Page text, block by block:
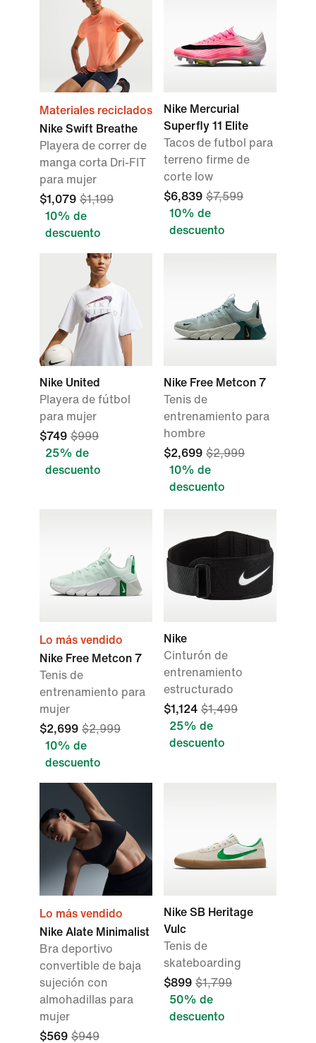
Materiales reciclados
Nike Swift Breathe
Playera de correr de
manga corta Dri-FIT
para mujer
$1,079 $1,199
10% de
descuento
Nike Mercurial
Superfly 11 Elite
Tacos de futbol para
terreno firme de
corte low
$6,839 $7,599
10% de
descuento
Nike United
Playera de fútbol
para mujer
$749 $999
25% de
descuento
Nike Free Metcon 7
Tenis de
entrenamiento para
hombre
$2,699 $2,999
10% de
descuento
Lo más vendido
Nike Free Metcon 7
Tenis de
entrenamiento para
mujer
$2,699 $2,999
10% de
descuento
Nike
Cinturón de
entrenamiento
estructurado
$1,124 $1,499
25% de
descuento
Lo más vendido
Nike Alate Minimalist
Bra deportivo
convertible de baja
sujeción con
almohadillas para
mujer
$569 $949
Nike SB Heritage
Vulc
Tenis de
skateboarding
$899 $1,799
50% de
descuento